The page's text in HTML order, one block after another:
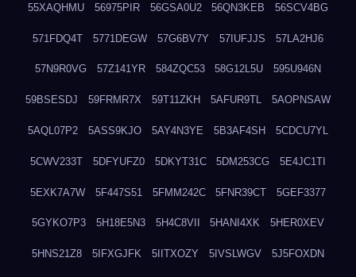
55XAQHMU 56975PIR 56GSA0U2 56QN3KEB 56SCV4BG
571FDQ4T 5771DEGW 57G6BV7Y 57IUFJJS 57LA2HJ6
57N9R0VG 57Z141YR 584ZQC53 58G12L5U 595U946N
59BSESDJ 59FRMR7X 59T11ZKH 5AFUR9TL 5AOPNSAW
5AQL07P2 5ASS9KJO 5AY4N3YE 5B3AF4SH 5CDCU7YL
5CWV233T 5DFYUFZ0 5DKYT31C 5DM253CG 5E4JC1TI
5EXK7A7W 5F447S51 5FMM242C 5FNR39CT 5GEF3377
5GYKO7P3 5H18E5N3 5H4C8VII 5HANI4XK 5HER0XEV
5HNS21Z8 5IFXGJFK 5IITXOZY 5IVSLWGV 5J5FOXDN